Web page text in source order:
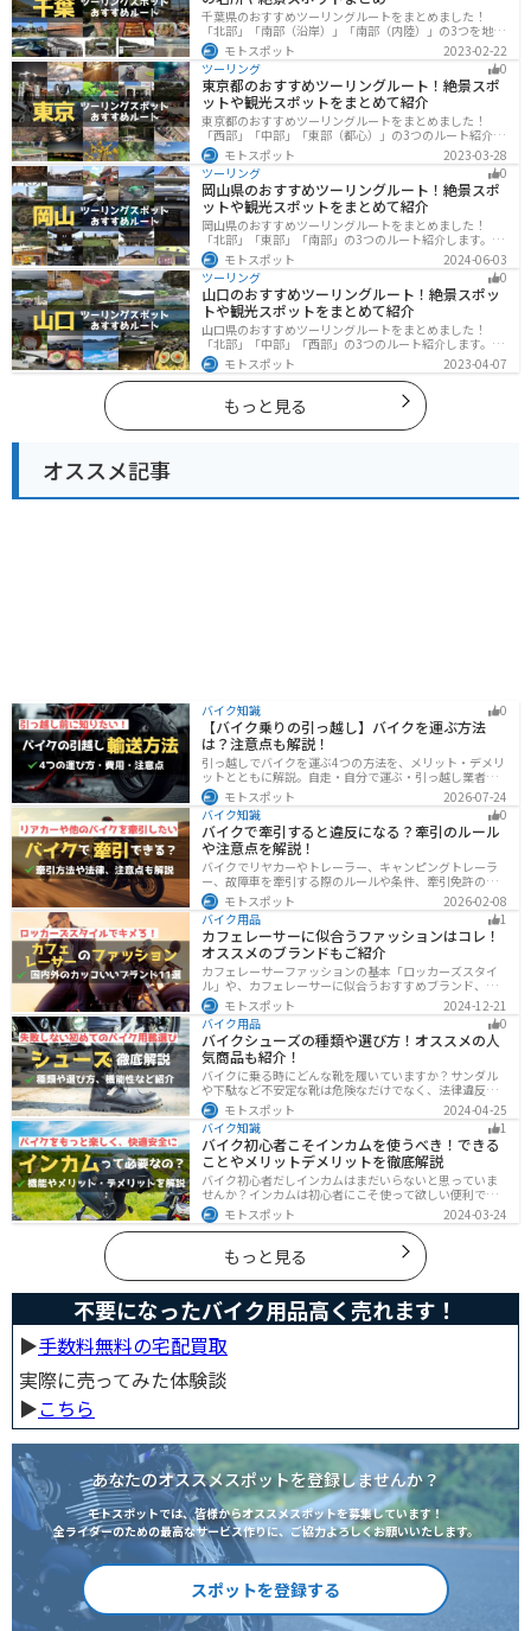
千葉県のおすすめツーリングルートをまとめました！
「北部」「南部（沿岸）」「南部（内陸）」の3つを地域
別で紹介します！千葉は首都圏からのアクセスも良く、
海と山どちらも堪能できるのでツーリングには最適な場
所です。
モトスポット
2023-02-22
ツーリング
0
東京都のおすすめツーリングルート！絶景スポ
ットや観光スポットをまとめて紹介
東京都のおすすめツーリングルートをまとめました！
「西部」「中部」「東部（都心）」の3つのルート紹介し
ます。西に行けば奥多摩の自然、東に行けば都心スポッ
トと、自然も街も楽しめるスポットが多数あります。バ
イクで東京都にツーリングに行く際は参考にしてくださ
い。
モトスポット
2023-03-28
ツーリング
0
岡山県のおすすめツーリングルート！絶景スポ
ットや観光スポットをまとめて紹介
岡山県のおすすめツーリングルートをまとめました！
「北部」「東部」「南部」の3つのルート紹介します。岡
山市や倉敷市など、歴史ある街並みも魅力的で、バイク
ツーリングに最適なスポットが多数あります。バイクで
岡山県にツーリングに行く際は参考にしてください。
モトスポット
2024-06-03
ツーリング
0
山口のおすすめツーリングルート！絶景スポッ
トや観光スポットをまとめて紹介
山口県のおすすめツーリングルートをまとめました！
「北部」「中部」「西部」の3つのルート紹介します。美
しい海岸線や山々を楽しむことができます。バイクで山
口県にツーリングに行く際は参考にしてください。
モトスポット 2023-04-07
もっと見る
オススメ記事
バイク知識 0
【バイク乗りの引っ越し】バイクを運ぶ方法
は？注意点も解説！
引っ越しでバイクを運ぶ4つの方法を、メリット・デメリ
ットとともに解説。自走・自分で運ぶ・引っ越し業者・
バイク専門業者の選び方や輸送時の注意点、駐輪場所の
確保、住所変更など必要な手続きも紹介します。
モトスポット
2026-07-24
バイク知識
0
バイクで牽引すると違反になる？牽引のルール
や注意点を解説！
バイクでリヤカーやトレーラー、キャンピングトレーラ
ー、故障車を牽引する際のルールや条件、牽引免許の有
無、速度制限、必要な装備をわかりやすく解説。メリッ
ト・デメリットや注意点も紹介し、安全にバイクの積載
力をアップする方法をまとめました。
モトスポット
2026-02-08
バイク用品
1
カフェレーサーに似合うファッションはコレ！
オススメのブランドもご紹介
カフェレーサーファッションの基本「ロッカーズスタイ
ル」や、カフェレーサーに似合うおすすめブランド、定
番アイテムを詳しく紹介。個性を引き立てるコーデのコ
ツや季節に合ったアイテム選び、愛車とのマッチング方
法も解説します。
モトスポット
2024-12-21
バイク用品
0
バイクシューズの種類や選び方！オススメの人
気商品も紹介！
バイクに乗る時にどんな靴を履いていますか？サンダル
や下駄など不安定な靴は危険なだけでなく、法律違反に
なる可能性もあります。バイクに乗るときはバイク用に
作られた専用の靴を履くようにしましょう。操作性や安
全性の向上性だけでなく、バイクとの一体感でよりカッ
コよくなります。
モトスポット
2024-04-25
バイク知識
1
バイク初心者こそインカムを使うべき！できる
ことやメリットデメリットを徹底解説
バイク初心者だしインカムはまだいらないと思っていま
せんか？インカムは初心者にこそ使って欲しい便利で安
全に運転するための機器です。インカムでできることや
メリットデメリットなどまとめましたので、気になって
いる人はぜひ参考にしてください。
モトスポット 2024-03-24
もっと見る
不要になったバイク用品高く売れます！
▶︎手数料無料の宅配買取
実際に売ってみた体験談
▶︎こちら
あなたのオススメスポットを登録しませんか？
モトスポットでは、皆様からオススメスポットを募集しています！
全ライダーのための最高なサービス作りに、ご協力よろしくお願いいたします。
スポットを登録する